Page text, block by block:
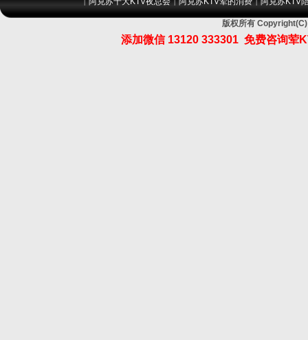
版权所有
添加微信 13120 333301 免费咨询荤